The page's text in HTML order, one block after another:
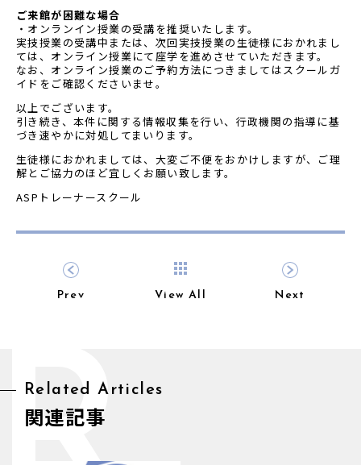
ご来館が困難な場合
・オンランイン授業の受講を推奨いたします。
実技授業の受講中または、次回実技授業の生徒様におかれまし
ては、オンライン授業にて座学を進めさせていただきます。
なお、オンライン授業のご予約方法につきましてはスクールガ
イドをご確認くださいませ。
以上でございます。
引き続き、本件に関する情報収集を行い、 行政機関の指導に基
づき速やかに対処してまいります。
生徒様におかれましては、大変 ご不便をおかけしますが、 ご理
解とご協力のほど宜しくお願い致します。
ASPトレーナースクール
Prev View All Next
Related Articles
関連記事